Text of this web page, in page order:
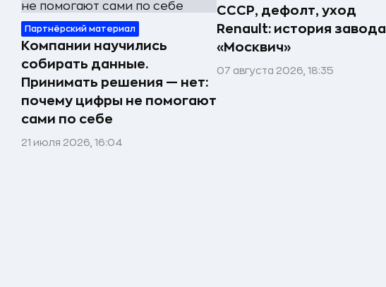
Партнёрский материал
Компании научились
собирать данные.
Принимать решения — нет:
почему цифры не помогают
сами по себе
21 июля 2026, 16:04
СССР, дефолт, уход
Renault: история завода
«Москвич»
07 августа 2026, 18:35